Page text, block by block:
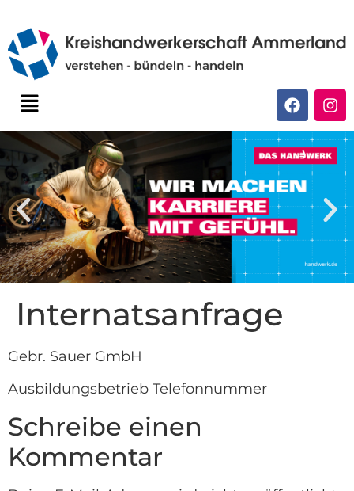
Internatsanfrage
Gebr. Sauer GmbH
Ausbildungsbetrieb Telefonnummer
Schreibe einen
Kommentar